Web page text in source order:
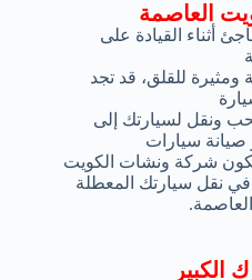
العاصمة
أثناء القيادة على
للقلق، قد تجد
ونقل لسيارتك إلى
سيارات
شركة ونشات الكويت
نقل سيارتك المعطلة
الكبير